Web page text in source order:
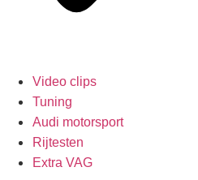
Video clips
Tuning
Audi motorsport
Rijtesten
Extra VAG